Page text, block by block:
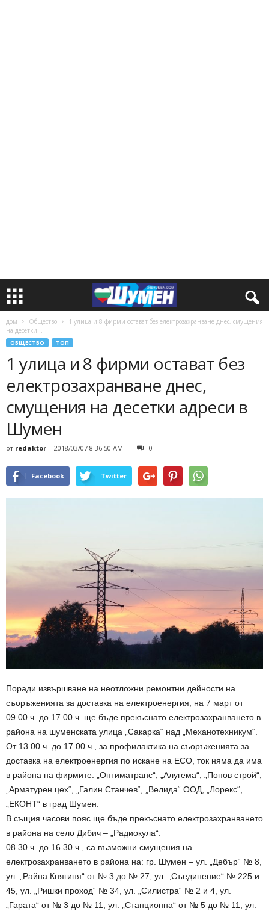
дом Общество
1 улица и 8 фирми остават без електрозахранване днес, смущения
на десетки...
ОБЩЕСТВО ТОП
1 улица и 8 фирми остават без
електрозахранване днес,
смущения на десетки адреси в
Шумен
от redaktor - 2018/03/07 8:36:50 AM 0
Facebook Twitter
Поради извършване на неотложни ремонтни дейности на
съоръженията за доставка на електроенергия, на 7 март от
09.00 ч. до 17.00 ч. ще бъде прекъснато електрозахранването в
района на шуменската улица „Сакарка“ над „Механотехникум“.
От 13.00 ч. до 17.00 ч., за профилактика на съоръженията за
доставка на електроенергия по искане на ECO, ток няма да има
в района на фирмите: „Оптиматранс“, „Алугема“, „Попов строй“,
„Арматурен цех“, „Галин Станчев“, „Велида“ ООД, „Лорекс“,
„ЕКОНТ“ в град Шумен.
В същия часови пояс ще бъде прекъснато електрозахранването
в района на село Дибич – „Радиокула“.
08.30 ч. до 16.30 ч., са възможни смущения на
електрозахранването в района на: гр. Шумен – ул. „Дебър“ № 8,
ул. „Райна Княгиня“ от № 3 до № 27, ул. „Съединение“ № 225 и
45, ул. „Ришки проход“ № 34, ул. „Силистра“ № 2 и 4, ул.
„Гарата“ от № 3 до № 11, ул. „Станционна“ от № 5 до № 11, ул.